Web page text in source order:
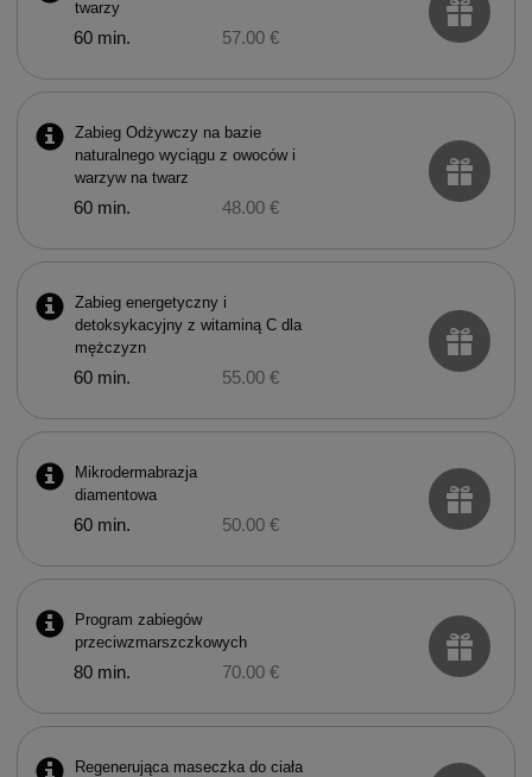
twarzy
60 min. 57.00 €
Zabieg Odżywczy na bazie
naturalnego wyciągu z owoców i
warzyw na twarz
60 min. 48.00 €
Zabieg energetyczny i
detoksykacyjny z witaminą C dla
mężczyzn
60 min. 55.00 €
Mikrodermabrazja
diamentowa
60 min. 50.00 €
Program zabiegów
przeciwzmarszczkowych
80 min. 70.00 €
Regenerująca maseczka do ciała